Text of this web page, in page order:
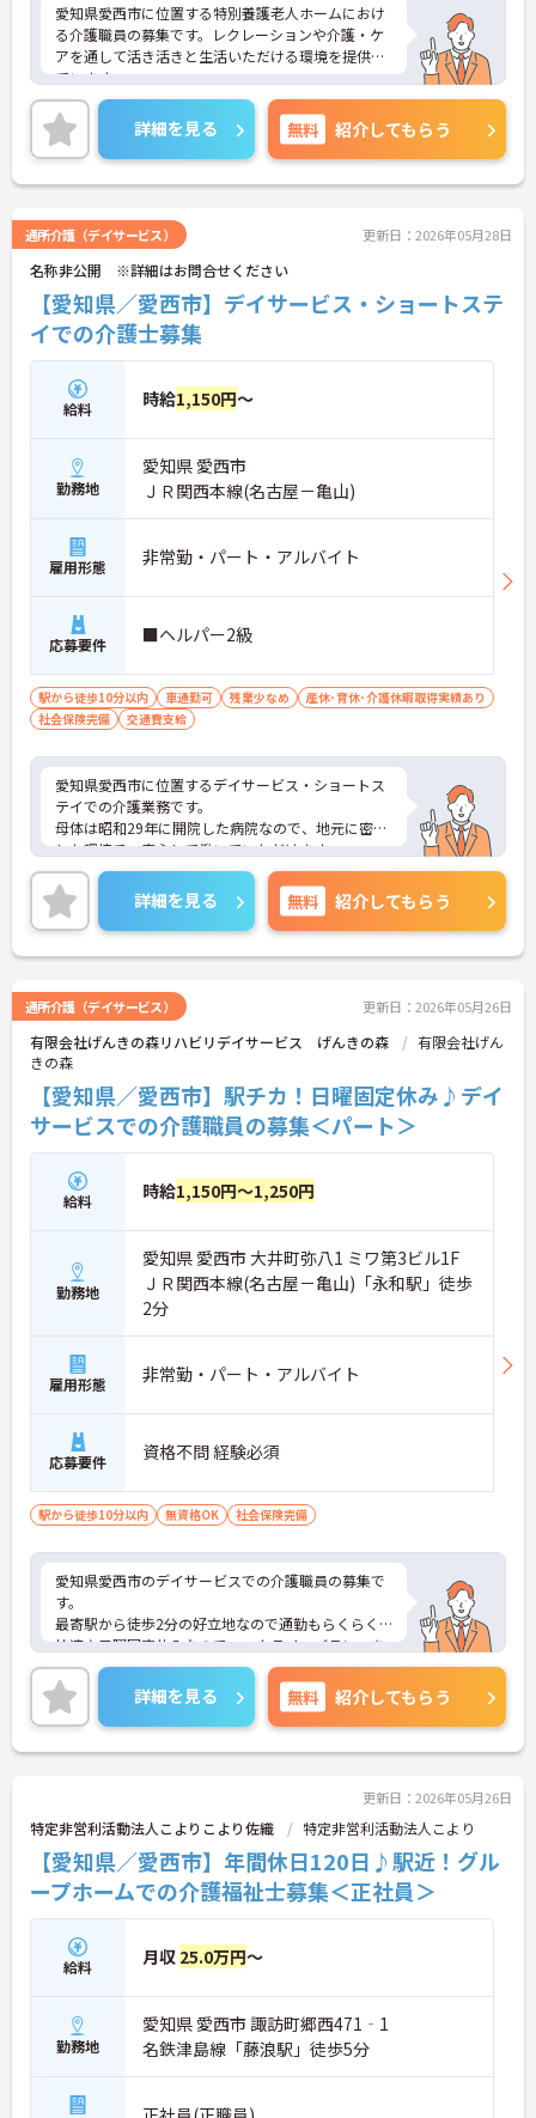
愛知県愛西市に位置する特別養護老人ホームにおけ
る介護職員の募集です。レクレーションや介護・ケ
アを通して活き活きと生活いただける環境を提供し
ています。
月9日休みなので、お休みがしっかりと取れプライ
ベートとのメリハリのある働き方が可能です。ま
た、残業は月平均3時間程度なので、ワークライフ
バランスを保ちながらご勤務いただけます。
ご興味のある方には、面接対策ポイントなど、さら
さい！
詳細を見る 無料 紹介してもらう
通所介護（デイサービス） 更新日：2026年05月28日
名称非公開 ※詳細はお問合せください
【愛知県／愛西市】デイサービス・ショートステ
イでの介護士募集
給料 時給1,150円～
勤務地
愛知県 愛西市
ＪＲ関西本線(名古屋－亀山)
雇用形態 非常勤・パート・アルバイト
応募要件 ■ヘルパー2級
駅から徒歩10分以内 車通勤可 残業少なめ
産休･育休･介護休暇取得実績あり
社会保険完備
交通費支給
愛知県愛西市に位置するデイサービス・ショートス
テイでの介護業務です。
母体は昭和29年に開院した病院なので、地元に密着
した環境で、安心して働いていただけます。
興味のある方は是非ご応募ください。
詳細を見る 無料 紹介してもらう
通所介護（デイサービス） 更新日：2026年05月26日
有限会社げんきの森リハビリデイサービス げんきの森
有限会社げん
きの森
【愛知県／愛西市】駅チカ！日曜固定休み♪デイ
サービスでの介護職員の募集＜パート＞
給料 時給1,150円～1,250円
勤務地
愛知県 愛西市 大井町弥八1 ミワ第3ビル1F
ＪＲ関西本線(名古屋－亀山)「永和駅」徒歩
2分
雇用形態 非常勤・パート・アルバイト
応募要件 資格不問 経験必須
駅から徒歩10分以内 無資格OK 社会保険完備
愛知県愛西市のデイサービスでの介護職員の募集で
す。
最寄駅から徒歩2分の好立地なので通勤もらくらく
快適♪日曜固定休みなのでワークライフバランスを
整えやすい環境でお仕事できます。
ご興味のある方は、面接のポイントをお伝えします
のでお気軽にお問い合せください。
詳細を見る 無料 紹介してもらう
更新日：2026年05月26日
特定非営利活動法人こよりこより佐織 特定非営利活動法人こより
【愛知県／愛西市】年間休日120日♪駅近！グル
ープホームでの介護福祉士募集＜正社員＞
給料 月収 25.0万円～
勤務地
愛知県 愛西市 諏訪町郷西471‐1
名鉄津島線「藤浪駅」徒歩5分